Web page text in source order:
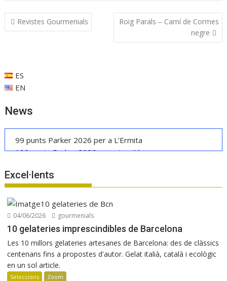
b
o
s
A
e
dI
p
ar
te
Navegació
d'entrades
Revistes Gourmenials
Roig Parals – Camí de Cormes
negre
ES
EN
News
99 punts Parker 2026 per a L’Ermita
100 punts Parker 2026 per a Les Manyes
La UE reconeix la IGP Pernil Cerretà
Verema al Penedès: vi, cava i gastronomia
Manuel Raventós Negra Magnum 2018
Excel·lents
04/06/2026 gourmenials
10 gelateries imprescindibles de Barcelona
Les 10 millors gelateries artesanes de Barcelona: des de clàssics
centenaris fins a propostes d'autor. Gelat italià, català i ecològic
en un sol article.
Seleccions Zoom